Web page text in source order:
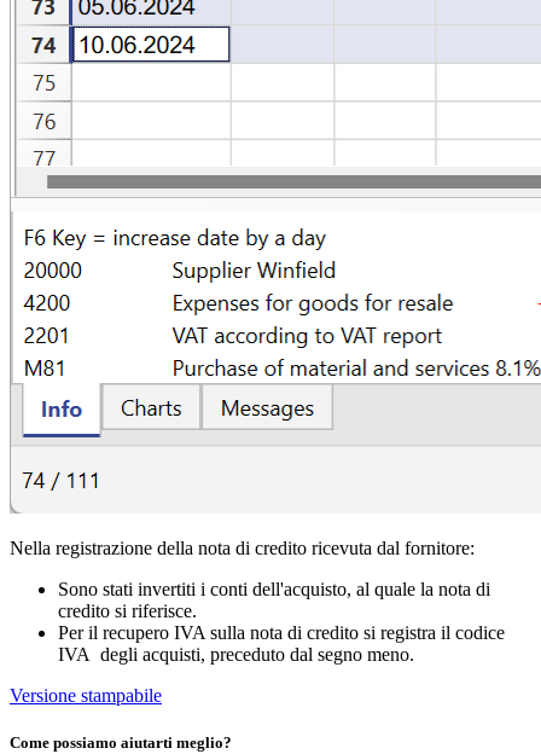
Nella registrazione della nota di credito ricevuta dal fornitore:
Sono stati invertiti i conti dell'acquisto, al quale la nota di
credito si riferisce.
Per il recupero IVA sulla nota di credito si registra il codice
IVA degli acquisti, preceduto dal segno meno.
Versione stampabile
Come possiamo aiutarti meglio?